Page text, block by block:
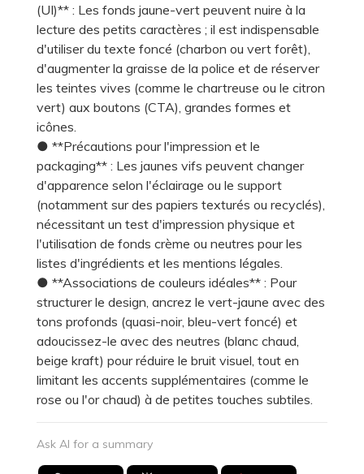
(UI)** : Les fonds jaune-vert peuvent nuire à la
lecture des petits caractères ; il est indispensable
d'utiliser du texte foncé (charbon ou vert forêt),
d'augmenter la graisse de la police et de réserver
les teintes vives (comme le chartreuse ou le citron
vert) aux boutons (CTA), grandes formes et
icônes.
● **Précautions pour l'impression et le
packaging** : Les jaunes vifs peuvent changer
d'apparence selon l'éclairage ou le support
(notamment sur des papiers texturés ou recyclés),
nécessitant un test d'impression physique et
l'utilisation de fonds crème ou neutres pour les
listes d'ingrédients et les mentions légales.
● **Associations de couleurs idéales** : Pour
structurer le design, ancrez le vert-jaune avec des
tons profonds (quasi-noir, bleu-vert foncé) et
adoucissez-le avec des neutres (blanc chaud,
beige kraft) pour réduire le bruit visuel, tout en
limitant les accents supplémentaires (comme le
rose ou l'or chaud) à de petites touches subtiles.
Ask AI for a summary